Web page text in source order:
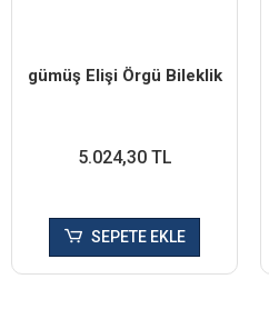
​gümüş Elişi Örgü Bileklik
5.024,30 TL
SEPETE EKLE